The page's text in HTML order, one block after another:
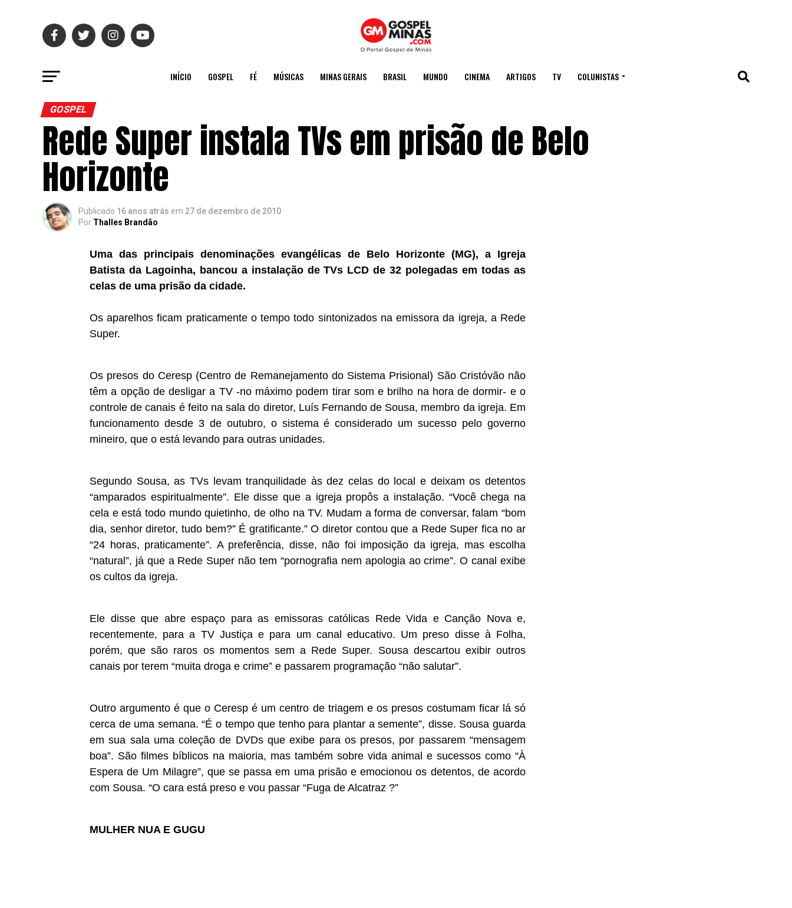
INÍCIO GOSPEL FÉ MÚSICAS MINAS GERAIS BRASIL MUNDO CINEMA ARTIGOS TV COLUNISTAS
GOSPEL
Rede Super instala TVs em prisão de Belo
Horizonte
Publicado 16 anos atrás em 27 de dezembro de 2010
Por Thalles Brandão
Uma das principais denominações evangélicas de Belo Horizonte (MG), a Igreja
Batista da Lagoinha, bancou a instalação de TVs LCD de 32 polegadas em todas as
celas de uma prisão da cidade.
Os aparelhos ficam praticamente o tempo todo sintonizados na emissora da igreja, a Rede
Super.
Os presos do Ceresp (Centro de Remanejamento do Sistema Prisional) São Cristóvão não
têm a opção de desligar a TV -no máximo podem tirar som e brilho na hora de dormir- e o
controle de canais é feito na sala do diretor, Luís Fernando de Sousa, membro da igreja. Em
funcionamento desde 3 de outubro, o sistema é considerado um sucesso pelo governo
mineiro, que o está levando para outras unidades.
Segundo Sousa, as TVs levam tranquilidade às dez celas do local e deixam os detentos
“amparados espiritualmente”. Ele disse que a igreja propôs a instalação. “Você chega na
cela e está todo mundo quietinho, de olho na TV. Mudam a forma de conversar, falam “bom
dia, senhor diretor, tudo bem?” É gratificante.”O diretor contou que a Rede Super fica no ar
“24 horas, praticamente”. A preferência, disse, não foi imposição da igreja, mas escolha
“natural”, já que a Rede Super não tem “pornografia nem apologia ao crime”. O canal exibe
os cultos da igreja.
Ele disse que abre espaço para as emissoras católicas Rede Vida e Canção Nova e,
recentemente, para a TV Justiça e para um canal educativo. Um preso disse à Folha,
porém, que são raros os momentos sem a Rede Super. Sousa descartou exibir outros
canais por terem “muita droga e crime” e passarem programação “não salutar”.
Outro argumento é que o Ceresp é um centro de triagem e os presos costumam ficar lá só
cerca de uma semana. “É o tempo que tenho para plantar a semente”, disse. Sousa guarda
em sua sala uma coleção de DVDs que exibe para os presos, por passarem “mensagem
boa”. São filmes bíblicos na maioria, mas também sobre vida animal e sucessos como “À
Espera de Um Milagre”, que se passa em uma prisão e emocionou os detentos, de acordo
com Sousa. “O cara está preso e vou passar “Fuga de Alcatraz ?”
MULHER NUA E GUGU